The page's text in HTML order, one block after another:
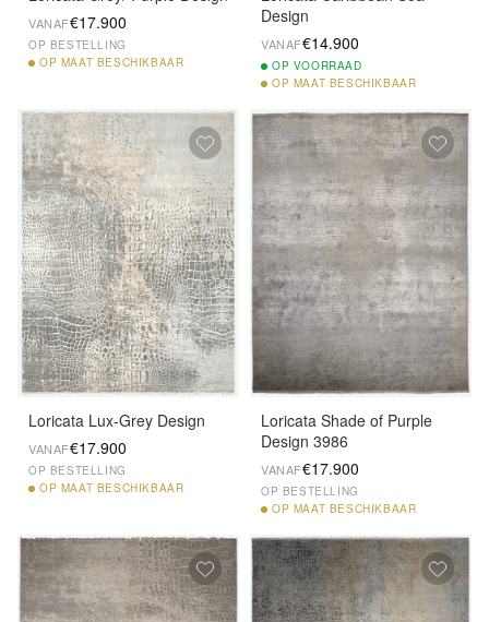
VANAF€17.900
OP BESTELLING
OP MAAT BESCHIKBAAR
Design
VANAF€14.900
OP VOORRAAD
OP MAAT BESCHIKBAAR
Loricata Lux-Grey Design
VANAF€17.900
OP BESTELLING
OP MAAT BESCHIKBAAR
Loricata Shade of Purple
Design 3986
VANAF€17.900
OP BESTELLING
OP MAAT BESCHIKBAAR